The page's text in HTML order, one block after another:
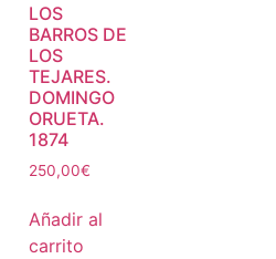
LOS
BARROS DE
LOS
TEJARES.
DOMINGO
ORUETA.
1874
250,00€
Añadir al
carrito